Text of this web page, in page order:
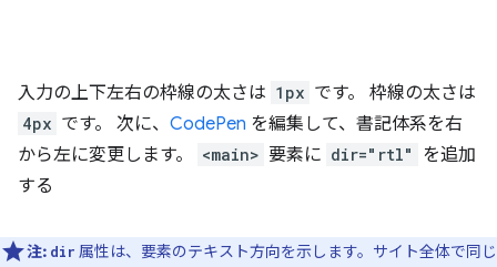
入力の上下左右の枠線の太さは 1px です。 枠線の太さは
4px です。 次に、 CodePen を編集して、書記体系を右
から左に変更します。
<main> 要素に dir="rtl"
を追加
する
注: dir 属性は、要素のテキスト方向を示します。サイト全体で同じ